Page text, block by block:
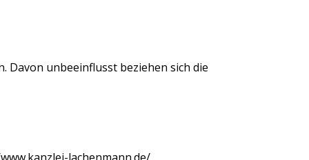
Davon unbeeinflusst beziehen sich die